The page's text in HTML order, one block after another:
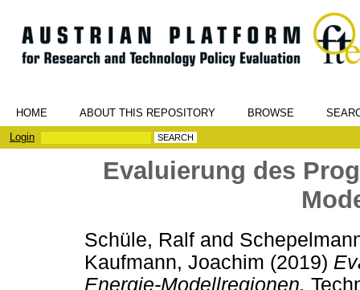
HOME ABOUT THIS REPOSITORY BROWSE
Login
Evaluierung des
Schüle, Ralf and
Kaufmann, Joachim (2019)
Energie-Modellregionen.